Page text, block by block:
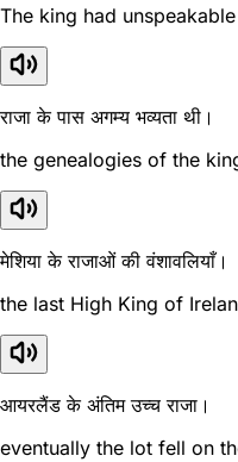
The king had
राजा के पास अगम्य भव्यता थी।
the genealogies of the
मेशिया के राजाओं की वंशावलियाँ।
the last High King of
आयरलैंड के अंतिम उच्च राजा।
eventually the lot fell on